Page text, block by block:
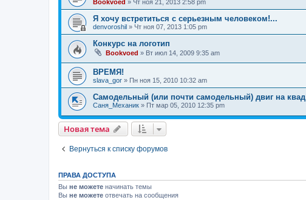
Bookvoed » Чт ноя 21, 2013 2:58 pm
Я хочу встретиться с серьезным человеком!...
denvoroshil » Чт ноя 07, 2013 1:05 pm
Конкурс на логотип
Bookvoed » Вт июл 14, 2009 9:35 am
ВРЕМЯ!
slava_gor » Пн ноя 15, 2010 10:32 am
Самодельный (или почти самодельный) двиг на квад
Саня_Механик » Пт мар 05, 2010 12:35 pm
Новая тема
Вернуться к списку форумов
ПРАВА ДОСТУПА
Вы не можете начинать темы
Вы не можете отвечать на сообщения